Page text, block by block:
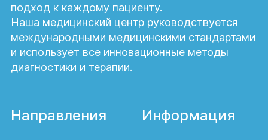
подход к каждому пациенту.
Наша медицинский центр руководствуется
международными медицинскими стандартами
и использует все инновационные методы
диагностики и терапии.
Направления Информация